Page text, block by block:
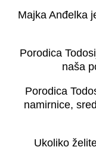
Majka Anđelka
Porodica
naša
Porodica
namirnice,
Ukoliko